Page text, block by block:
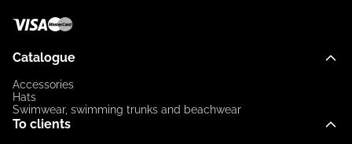
Catalogue
Accessories
Hats
Swimwear, swimming trunks and beachwear
To clients